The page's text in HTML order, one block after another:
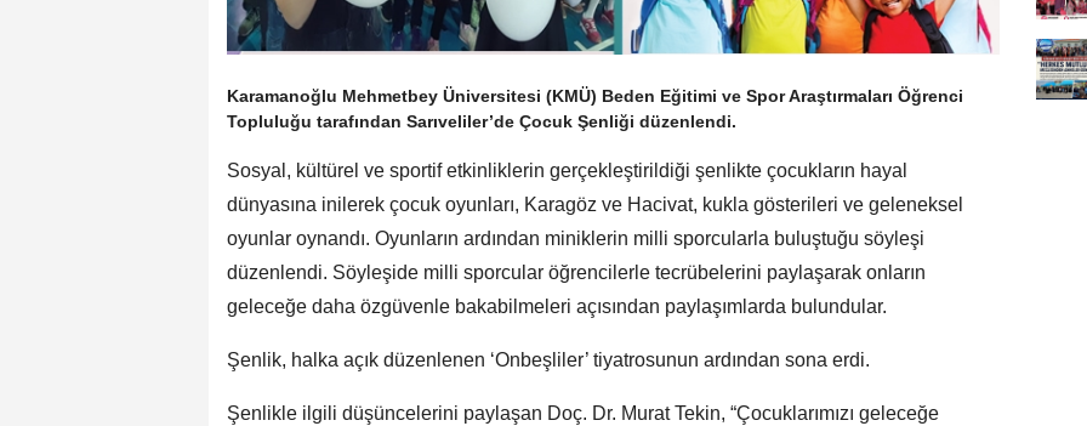
Karamanoğlu Mehmetbey Üniversitesi (KMÜ) Beden Eğitimi ve Spor Araştırmaları Öğrenci
Topluluğu tarafından Sarıveliler’de Çocuk Şenliği düzenlendi.
Sosyal, kültürel ve sportif etkinliklerin gerçekleştirildiği şenlikte çocukların hayal
dünyasına inilerek çocuk oyunları, Karagöz ve Hacivat, kukla gösterileri ve geleneksel
oyunlar oynandı. Oyunların ardından miniklerin milli sporcularla buluştuğu söyleşi
düzenlendi. Söyleşide milli sporcular öğrencilerle tecrübelerini paylaşarak onların
geleceğe daha özgüvenle bakabilmeleri açısından paylaşımlarda bulundular.
Şenlik, halka açık düzenlenen ‘Onbeşliler’ tiyatrosunun ardından sona erdi.
Şenlikle ilgili düşüncelerini paylaşan Doç. Dr. Murat Tekin, “Çocuklarımızı geleceğe